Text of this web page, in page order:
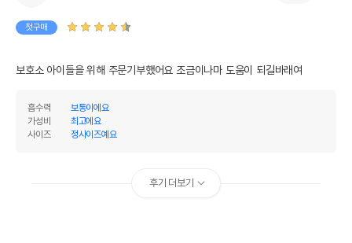
첫구매
보호소 아이들을 위해 주문기부했어요 조금이나마 도움이 되길바래여
흡수력
보통이에요
가성비
최고에요
사이즈
정사이즈예요
후기 더보기